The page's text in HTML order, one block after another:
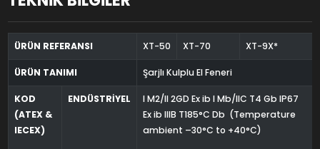
ÜRÜN REFERANSI XT-50 XT-70 XT-9X*
ÜRÜN TANIMI Şarjlı Kulplu El Feneri
KOD
(ATEX &
IECEX)
ENDÜSTRİYEL
I M2/II 2GD Ex ib I Mb/IIC T4 Gb IP67
Ex ib IIIB T185°C Db (Temperature
ambient –30°C to +40°C)